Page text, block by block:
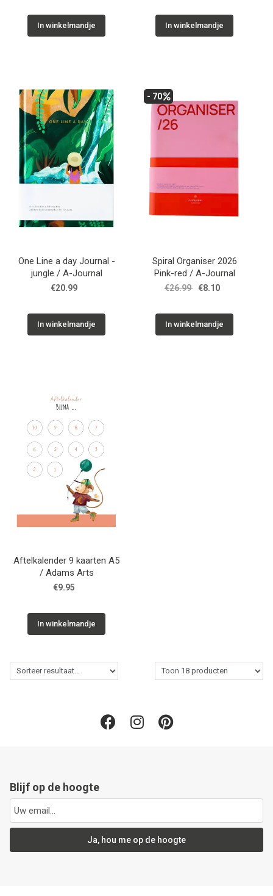
KIDS
In winkelmandje In winkelmandje
One Line a day Journal -
jungle / A-Journal
€20.99
In winkelmandje
- 70
Spiral Organiser 2026
Pink-red / A-Journal
€26.99 €8.10
In winkelmandje
Aftelkalender 9 kaarten A5
/ Adams Arts
€9.95
In winkelmandje
Blijf op de hoogte
Ja, hou me op de hoogte